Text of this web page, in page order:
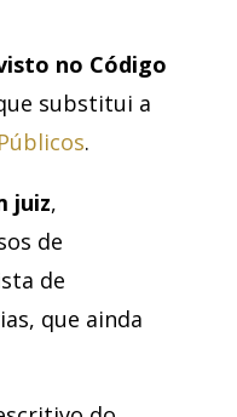
no Código
substitui a
.
juiz,
de
de
que ainda